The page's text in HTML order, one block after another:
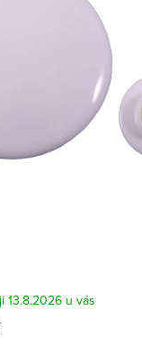
13.8.2026